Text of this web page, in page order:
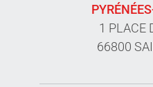
1 PLACE
66800